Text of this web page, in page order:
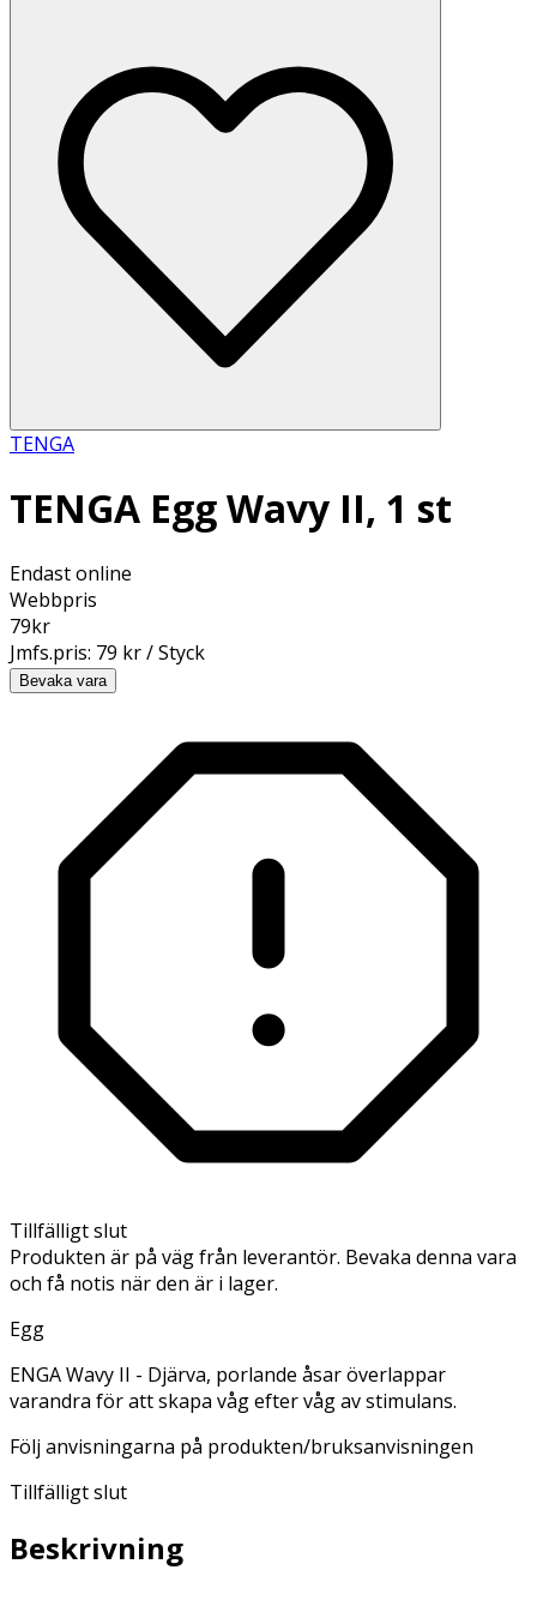
TENGA
TENGA Egg Wavy II, 1 st
Endast online
Webbpris
79kr
Jmfs.pris: 79 kr / Styck
Bevaka vara
Tillfälligt slut
Produkten är på väg från leverantör. Bevaka denna vara
och få notis när den är i lager.
Egg
ENGA Wavy II - Djärva, porlande åsar överlappar
varandra för att skapa våg efter våg av stimulans.
Följ anvisningarna på produkten/bruksanvisningen
Tillfälligt slut
Beskrivning